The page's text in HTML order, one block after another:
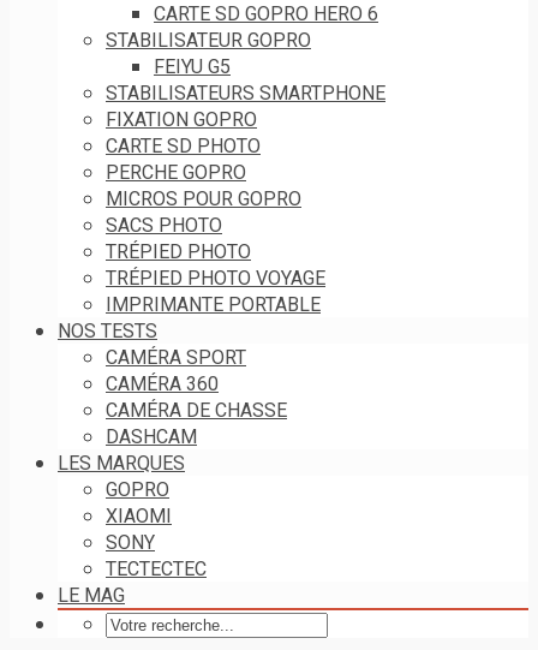
CARTE SD GOPRO HERO 6
STABILISATEUR GOPRO
FEIYU G5
STABILISATEURS SMARTPHONE
FIXATION GOPRO
CARTE SD PHOTO
PERCHE GOPRO
MICROS POUR GOPRO
SACS PHOTO
TRÉPIED PHOTO
TRÉPIED PHOTO VOYAGE
IMPRIMANTE PORTABLE
NOS TESTS
CAMÉRA SPORT
CAMÉRA 360
CAMÉRA DE CHASSE
DASHCAM
LES MARQUES
GOPRO
XIAOMI
SONY
TECTECTEC
LE MAG